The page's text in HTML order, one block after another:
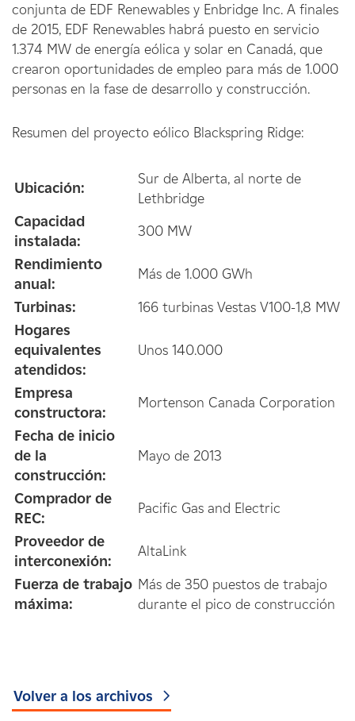
conjunta de EDF Renewables y Enbridge Inc. A finales
de 2015, EDF Renewables habrá puesto en servicio
1.374 MW de energía eólica y solar en Canadá, que
crearon oportunidades de empleo para más de 1.000
personas en la fase de desarrollo y construcción.
Resumen del proyecto eólico Blackspring Ridge:
Ubicación:
Sur de Alberta, al norte de
Lethbridge
Capacidad
instalada:
300 MW
Rendimiento
anual:
Más de 1.000 GWh
Turbinas:
166 turbinas Vestas V100-1,8 MW
Hogares
equivalentes
atendidos:
Unos 140.000
Empresa
constructora:
Mortenson Canada Corporation
Fecha de inicio
de la
construcción:
Mayo de 2013
Comprador de
REC:
Pacific Gas and Electric
Proveedor de
interconexión:
AltaLink
Fuerza de trabajo
máxima:
Más de 350 puestos de trabajo
durante el pico de construcción
Volver a los archivos